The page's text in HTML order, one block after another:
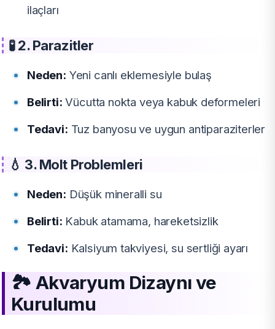
ilaçları
🧪 2. Parazitler
Neden: Yeni canlı eklemesiyle bulaş
Belirti: Vücutta nokta veya kabuk deformeleri
Tedavi: Tuz banyosu ve uygun antiparaziterler
💧 3. Molt Problemleri
Neden: Düşük mineralli su
Belirti: Kabuk atamama, hareketsizlik
Tedavi: Kalsiyum takviyesi, su sertliği ayarı
🏞️ Akvaryum Dizaynı ve
Kurulumu